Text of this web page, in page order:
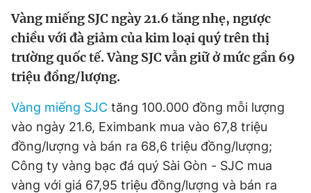
Video Magazine
Sản phẩm khác
Tiện ích Bạn cần biết
Thông tin tòa soạn Liên hệ quảng cáo
Vàng miếng SJC ngày 21.6 tăng nhẹ, ngược
chiều với đà giảm của kim loại quý trên thị
trường quốc tế. Vàng SJC vẫn giữ ở mức gần 69
triệu đồng/lượng.
Vàng miếng SJC tăng 100.000 đồng mỗi lượng
vào ngày 21.6, Eximbank mua vào 67,8 triệu
đồng/lượng và bán ra 68,6 triệu đồng/lượng;
Công ty vàng bạc đá quý Sài Gòn - SJC mua
vàng với giá 67,95 triệu đồng/lượng và bán ra